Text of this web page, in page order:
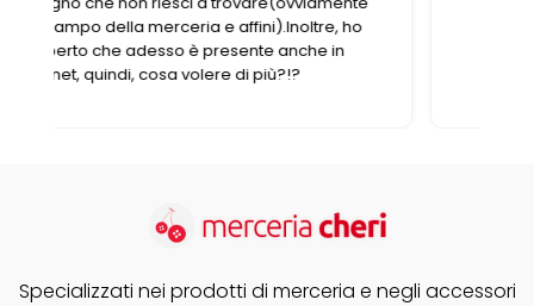
Specializzati nei prodotti di merceria e negli accessori